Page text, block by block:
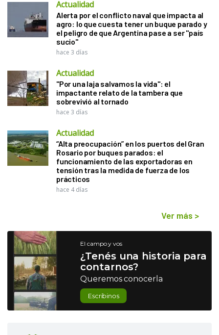
Actualidad
Alerta por el conflicto naval que impacta al
agro: lo que cuesta tener un buque parado y
el peligro de que Argentina pase a ser "país
sucio"
hace 3 días
Actualidad
"Por una laja salvamos la vida": el
impactante relato de la tambera que
sobrevivió al tornado
hace 3 días
Actualidad
“Alta preocupación” en los puertos del Gran
Rosario por buques parados: el
funcionamiento de las exportadoras en
tensión tras la medida de fuerza de los
prácticos
hace 4 días
Ver más >
El campo y vos
¿Tenés una historia para
contarnos?
Queremos conocerla
Escribinos